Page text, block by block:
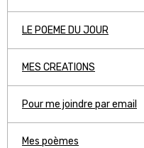
LE POEME DU JOUR
MES CREATIONS
Pour me joindre par email
Mes poèmes